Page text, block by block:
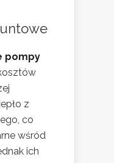
pompy
z
co
wśród
ich